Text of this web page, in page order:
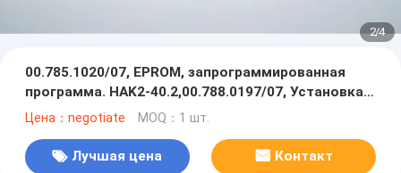
2/4
00.785.1020/07, EPROM, запрограммированная
программа. HAK2-40.2,00.788.0197/07, Установка
HAK2 40.2Оригинальные запасные части
Цена：negotiate MOQ：1 шт.
Лучшая цена Контакт